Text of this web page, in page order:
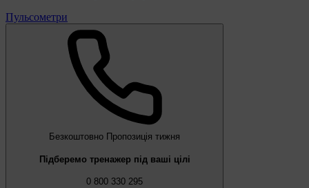
Пульсометри
Безкоштовно Пропозиція тижня
Підберемо тренажер під ваші цілі
0 800 330 295